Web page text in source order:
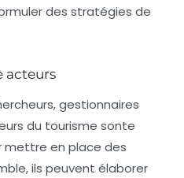
des stratégies de
acteurs
gestionnaires
du tourisme sonte
mettre en place des
ils peuvent élaborer